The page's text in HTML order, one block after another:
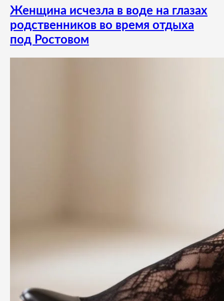
Женщина исчезла в воде на глазах
родственников во время отдыха
под Ростовом